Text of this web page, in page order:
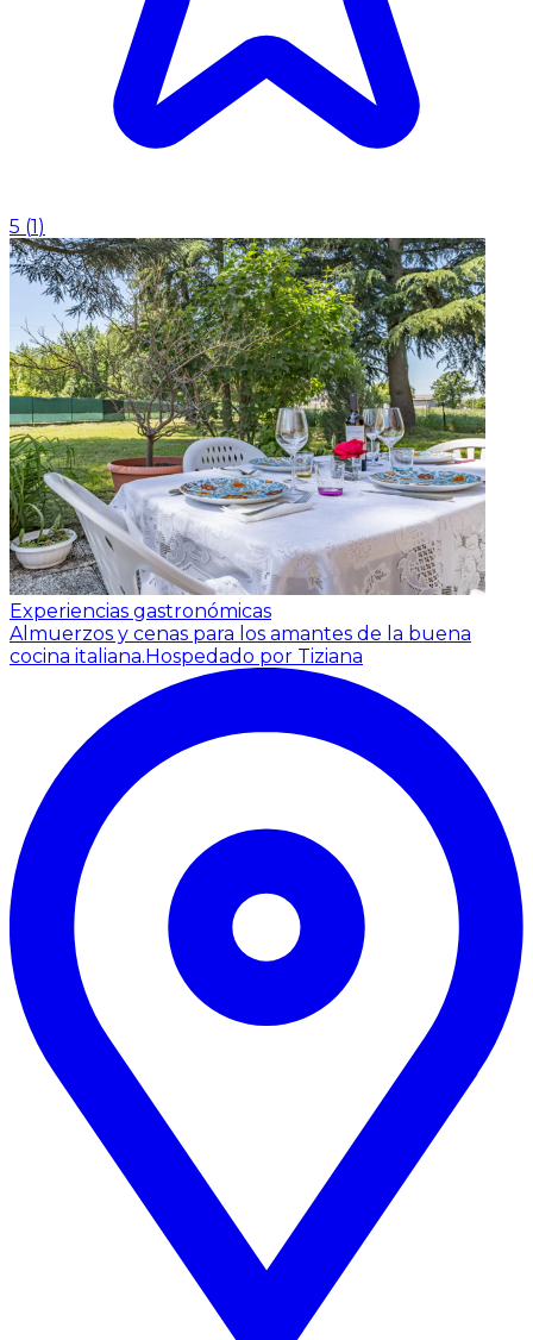
5 (1 )
Experiencias gastronómicas
Almuerzos y cenas para los amantes de la buena
cocina italiana. Hospedado por Tiziana